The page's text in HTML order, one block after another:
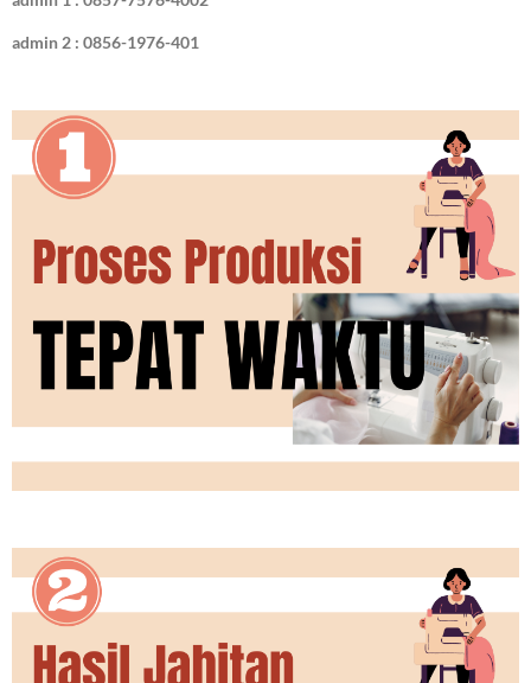
admin 2 : 0856-1976-401